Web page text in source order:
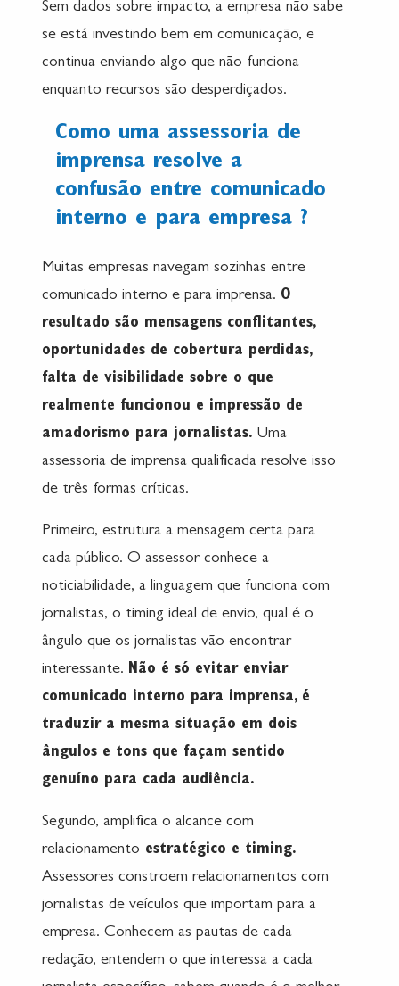
Sem dados sobre impacto, a empresa não sabe
se está investindo bem em comunicação, e
continua enviando algo que não funciona
enquanto recursos são desperdiçados.
Como uma assessoria de
imprensa resolve a
confusão entre comunicado
interno e para empresa ?
Muitas empresas navegam sozinhas entre
comunicado interno e para imprensa. O
resultado são mensagens conflitantes,
oportunidades de cobertura perdidas,
falta de visibilidade sobre o que
realmente funcionou e impressão de
amadorismo para jornalistas. Uma
assessoria de imprensa qualificada resolve isso
de três formas críticas.
Primeiro, estrutura a mensagem certa para
cada público. O assessor conhece a
noticiabilidade, a linguagem que funciona com
jornalistas, o timing ideal de envio, qual é o
ângulo que os jornalistas vão encontrar
interessante. Não é só evitar enviar
comunicado interno para imprensa, é
traduzir a mesma situação em dois
ângulos e tons que façam sentido
genuíno para cada audiência.
Segundo, amplifica o alcance com
relacionamento estratégico e timing.
Assessores constroem relacionamentos com
jornalistas de veículos que importam para a
empresa. Conhecem as pautas de cada
redação, entendem o que interessa a cada